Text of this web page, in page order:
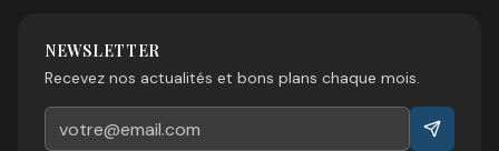
NEWSLETTER
Recevez nos actualités et bons plans chaque mois.